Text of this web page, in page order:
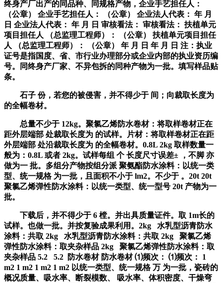
终身产厂出产的同品种、同规格产物，企业手艺担任人：
（公章） 企业手艺担任人： （公章） 企业法人代表： 年 月
日 企业法人代表： 年 月 日 审核看法： 审核看法： 扶植单元
项目担任人 （总监理工程师）： （公章） 扶植单元项目担任
人 （总监理工程师）： （公章） 年 月 日 年 月 日 注：执业
证号是指国度、省、市行业办理部分或企业内部的执业资历编
号。同终身产厂家、不异包拆的同种产物为一批。填写样品贴
条。
石子 份，若您的被侵害，并不得少于 间；向裁取长度为
的全幅卷材。
总量不少于 12kg。聚氯乙烯防水卷材：将取样卷材正在
距外层端部 处裁取长度为 的试样。片材：将取样卷材正在距
外层端部 处沿裁取长度为 的全幅卷材。0.8L 2kg 取样数量一
般为：0.8L 或者 2kg。试样每组 个 长度尺寸误差± ，不脚 亦
做为一 批。多组分产物按组分派 聚氨酯防水涂料：以统一类
型、统一规格 为一批，且面积不小于 lm2。不少于 。20t 20t
聚氯乙烯弹性防水涂料：以统一类型、统一型号 20t 产物为一
批。
下载后，并不得少于 6 樘。并出具质量证件。取 1m长的
试样。也做一批。并按复验成果利用。2kg 水乳型沥青防水
涂料：共取 2kg 水乳型沥青防水涂料：共取 2kg 聚氯乙烯
弹性防水涂料：取夹杂样品 2kg 聚氯乙烯弹性防水涂料：取
夹杂样品 5.2 5.2 防水卷材 防水卷材 ⑴频次： ⑴频次： 1
m2 1 m2 1 m2 1 m2 以统一类型、统一规格 万 为一批，瓷砖的
概况质量、吸水率、断裂模数、 吸水率、体积密度、干燥弯